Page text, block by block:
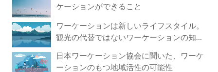
ケーションができること
ワーケーションは新しいライフスタイル。
観光の代替ではないワーケーションの知ら
日本ワーケーション協会に聞いた、ワーケ
ーションのもつ地域活性の可能性